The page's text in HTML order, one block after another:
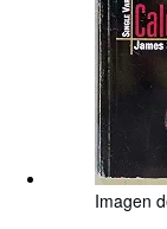
Imagen